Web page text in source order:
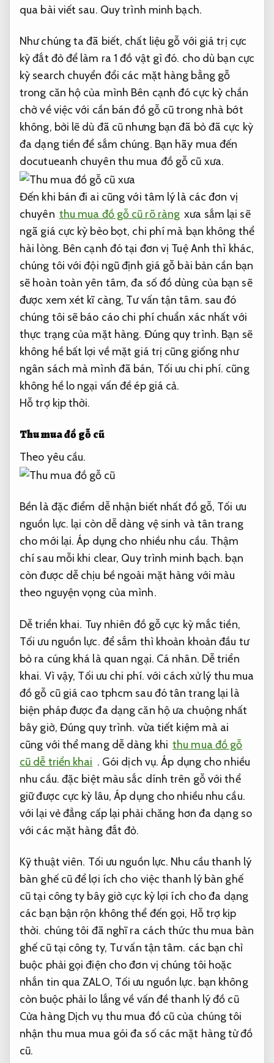
qua bài viết sau. Quy trình minh bạch.
Như chúng ta đã biết, chất liệu gỗ với giá trị cực
kỳ đắt đỏ để làm ra 1 đồ vật gì đó. cho dù bạn cực
kỳ search chuyển đổi các mặt hàng bằng gỗ
trong căn hộ của mình Bên cạnh đó cực kỳ chần
chờ về việc với cần bán đồ gỗ cũ trong nhà bớt
không, bởi lẽ dù đã cũ nhưng bạn đã bỏ đã cực kỳ
đa dạng tiền để sắm chúng. Bạn hãy mua đến
docutueanh chuyên thu mua đồ gỗ cũ xưa.
Đến khi bán đi ai cũng với tâm lý là các đơn vị
chuyên thu mua đồ gỗ cũ rõ ràng xưa sắm lại sẽ
ngã giá cực kỳ bèo bọt, chi phí mà bạn không thể
hài lòng. Bên cạnh đó tại đơn vị Tuệ Anh thì khác,
chúng tôi với đội ngũ định giá gỗ bài bản cần bạn
sẽ hoàn toàn yên tâm, đa số đồ dùng của bạn sẽ
được xem xét kĩ càng, Tư vấn tận tâm. sau đó
chúng tôi sẽ báo cáo chi phí chuẩn xác nhất với
thực trạng của mặt hàng. Đúng quy trình. Bạn sẽ
không hề bất lợi về mặt giá trị cũng giống như
ngân sách mà mình đã bán, Tối ưu chi phí. cũng
không hề lo ngại vấn đề ép giá cả.
Hỗ trợ kịp thời.
Thu mua đồ gỗ cũ
Theo yêu cầu.
Bền là đặc điểm dễ nhận biết nhất đồ gỗ, Tối ưu
nguồn lực. lại còn dễ dàng vệ sinh và tân trang
cho mới lại.Áp dụng cho nhiều nhu cầu. Thậm
chí sau mỗi khi clear, Quy trình minh bạch. bạn
còn được dễ chịu bề ngoài mặt hàng với màu
theo nguyện vọng của mình.
Dễ triển khai. Tuy nhiên đồ gỗ cực kỳ mắc tiền,
Tối ưu nguồn lực. để sắm thì khoản khoản đầu tư
bỏ ra cúng khá là quan ngại. Cá nhân. Dễ triển
khai. Vì vậy, Tối ưu chi phí. với cách xử lý thu mua
đồ gỗ cũ giá cao tphcm sau đó tân trang lại là
biện pháp được đa dạng căn hộ ưa chuộng nhất
bây giờ, Đúng quy trình. vừa tiết kiệm mà ai
cũng với thể mang dễ dàng khi thu mua đồ gỗ
cũ dễ triển khai . Gói dịch vụ. Áp dụng cho nhiều
nhu cầu. đặc biệt màu sắc dính trên gỗ với thể
giữ được cực kỳ lâu,Áp dụng cho nhiều nhu cầu.
với lại vẻ đẳng cấp lại phải chăng hơn đa dạng so
với các mặt hàng đắt đỏ.
Kỹ thuật viên. Tối ưu nguồn lực. Nhu cầu thanh lý
bàn ghế cũ để lợi ích cho việc thanh lý bàn ghế
cũ tại công ty bây giờ cực kỳ lợi ích cho đa dạng
các bạn bận rộn không thể đến gọi, Hỗ trợ kịp
thời. chúng tôi đã nghĩ ra cách thức thu mua bàn
ghế cũ tại công ty, Tư vấn tận tâm. các bạn chỉ
buộc phải gọi điện cho đơn vị chúng tôi hoặc
nhắn tin qua ZALO, Tối ưu nguồn lực. bạn không
còn buộc phải lo lắng về vấn đề thanh lý đồ cũ
Cửa hàng Dịch vụ thu mua đồ cũ của chúng tôi
nhận thu mua mua gói đa số các mặt hàng từ đồ
cũ.